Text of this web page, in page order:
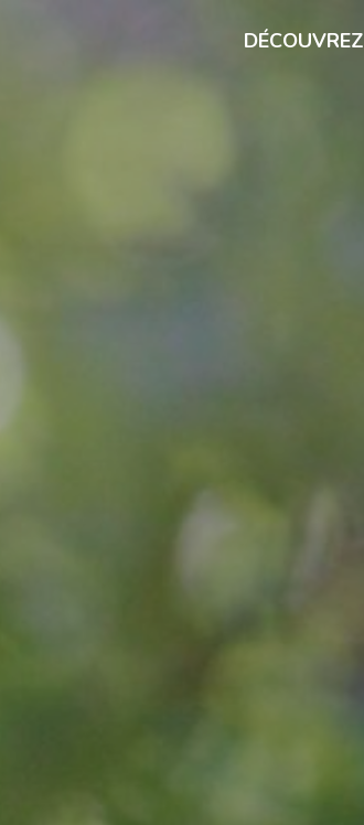
DÉCOUVREZ